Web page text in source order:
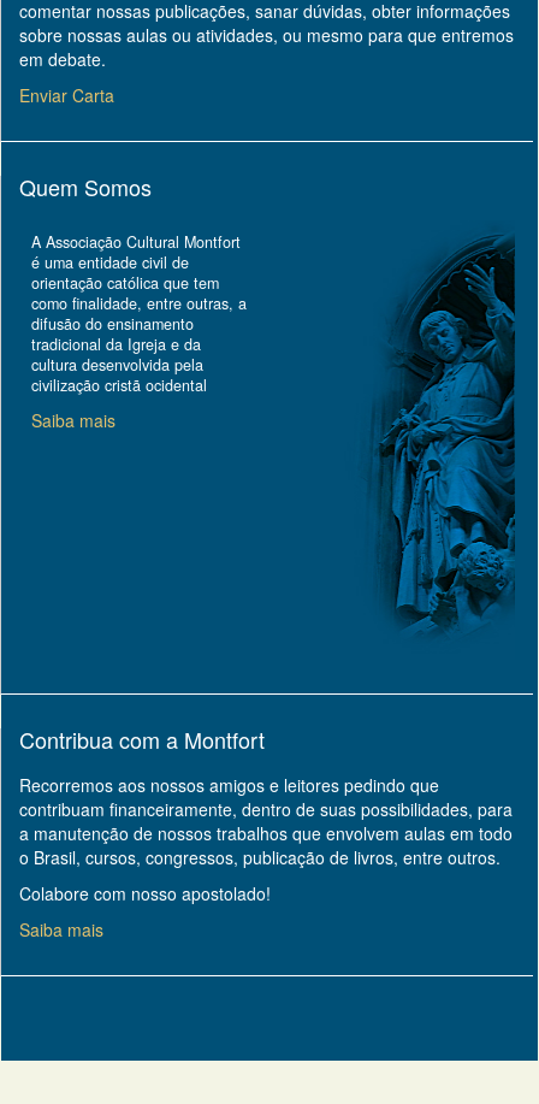
comentar nossas publicações, sanar dúvidas, obter informações
sobre nossas aulas ou atividades, ou mesmo para que entremos
em debate.
Enviar Carta
Quem Somos
A Associação Cultural Montfort
é uma entidade civil de
orientação católica que tem
como finalidade, entre outras, a
difusão do ensinamento
tradicional da Igreja e da
cultura desenvolvida pela
civilização cristã ocidental
Saiba mais
Contribua com a Montfort
Recorremos aos nossos amigos e leitores pedindo que
contribuam financeiramente, dentro de suas possibilidades, para
a manutenção de nossos trabalhos que envolvem aulas em todo
o Brasil, cursos, congressos, publicação de livros, entre outros.
Colabore com nosso apostolado!
Saiba mais